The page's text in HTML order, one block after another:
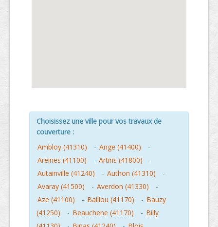
Choisissez une ville pour vos travaux de
couverture :
Ambloy (41310)
- Ange (41400)
-
Areines (41100)
- Artins (41800)
-
Autainville (41240)
- Authon (41310)
-
Avaray (41500)
- Averdon (41330)
-
Aze (41100)
- Baillou (41170) - Bauzy
(41250)
- Beauchene (41170) - Billy